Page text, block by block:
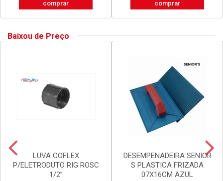
comprar
comprar
Baixou de Preço
LUVA COFLEX
P/ELETRODUTO RIG ROSC
1/2”
DESEMPENADEIRA SENIOR
S PLASTICA FRIZADA
07X16CM AZUL